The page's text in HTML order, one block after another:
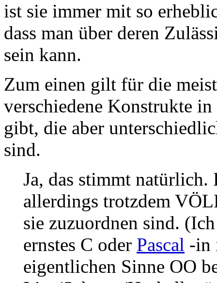
ist sie immer mit so
dass man über deren
sein kann.
Zum einen gilt für die
verschiedene Konstrukte
gibt, die aber
sind.
Ja, das stimmt natürlich.
allerdings trotzdem
sie zuzuordnen sind.
ernstes C oder Pascal -in
eigentlichen Sinne OO